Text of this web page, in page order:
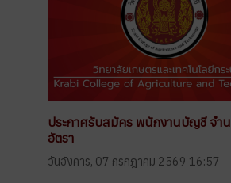
ประกาศรับสมัคร พนักงานบัญชี จำน
อัตรา
วันอังคาร, 07 กรกฎาคม 2569 16:57